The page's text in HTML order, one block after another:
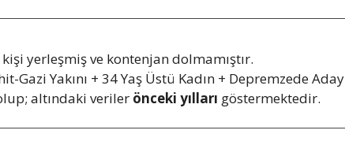
yerleşmiş ve kontenjan dolmamıştır.
Gazi Yakını + 34 Yaş Üstü Kadın + Depremzede Aday
altındaki veriler önceki yılları göstermektedir.